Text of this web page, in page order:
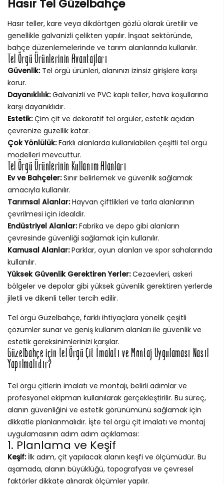
Hasır Tel Güzelbahçe
Hasır teller, kare veya dikdörtgen gözlü olarak üretilir ve
genellikle galvanizli çelikten yapılır. İnşaat sektöründe,
bahçe düzenlemelerinde ve tarım alanlarında kullanılır.
Tel Örgü Ürünlerinin Avantajları
Güvenlik:Tel örgü ürünleri, alanınızı izinsiz girişlere karşı
korur.
Dayanıklılık:Galvanizli ve PVC kaplı teller, hava koşullarına
karşı dayanıklıdır.
Estetik:Çim çit ve dekoratif tel örgüler, estetik açıdan
çevrenize güzellik katar.
Çok Yönlülük:Farklı alanlarda kullanılabilen çeşitli tel örgü
modelleri mevcuttur.
Tel Örgü Ürünlerinin Kullanım Alanları
Ev ve Bahçeler:Sınır belirlemek ve güvenlik sağlamak
amacıyla kullanılır.
Tarımsal Alanlar:Hayvan çiftlikleri ve tarla alanlarının
çevrilmesi için idealdir.
Endüstriyel Alanlar:Fabrika ve depo gibi alanların
çevresinde güvenliği sağlamak için kullanılır.
Kamusal Alanlar:Parklar, oyun alanları ve spor sahalarında
kullanılır.
Yüksek Güvenlik Gerektiren Yerler:Cezaevleri, askeri
bölgeler ve depolar gibi yüksek güvenlik gerektiren yerlerde
jiletli ve dikenli teller tercih edilir.
Tel örgü Güzelbahçe, farklı ihtiyaçlara yönelik çeşitli
çözümler sunar ve geniş kullanım alanları ile güvenlik ve
estetik gereksinimlerinizi karşılar.
Güzelbahçe için Tel Örgü Çit İmalatı ve Montaj Uygulaması Nasıl
Yapılmalıdır?
Tel örgü çitlerin imalatı ve montajı, belirli adımlar ve
profesyonel ekipman kullanılarak gerçekleştirilir. Bu süreç,
alanın güvenliğini ve estetik görünümünü sağlamak için
dikkatle planlanmalıdır. İşte tel örgü çit imalatı ve montaj
uygulamasının adım adım açıklaması:
1. Planlama ve Keşif
Keşif:İlk adım, çit yapılacak alanın keşfi ve ölçümüdür. Bu
aşamada, alanın büyüklüğü, topografyası ve çevresel
faktörler dikkate alınarak ölçümler yapılır.